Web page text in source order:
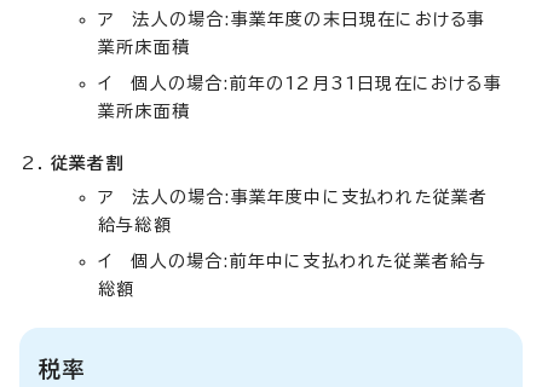
ア 法人の場合:事業年度の末日現在における事
業所床面積
イ 個人の場合:前年の12月31日現在における事
業所床面積
従業者割
ア 法人の場合:事業年度中に支払われた従業者
給与総額
イ 個人の場合:前年中に支払われた従業者給与
総額
税率